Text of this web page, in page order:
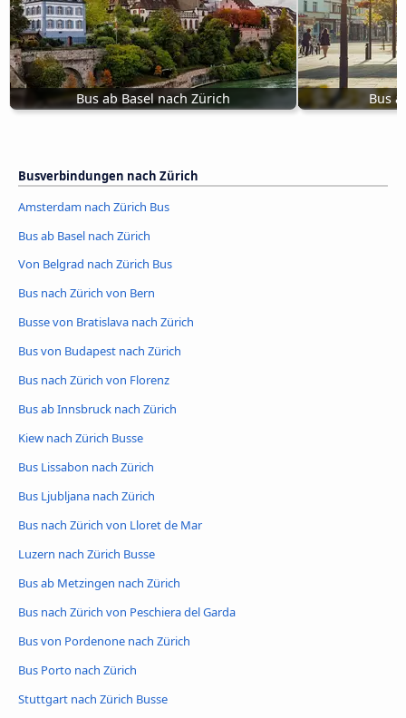
Bus ab Basel nach Zürich Bus
Busverbindungen nach Zürich
Amsterdam nach Zürich Bus
Bus ab Basel nach Zürich
Von Belgrad nach Zürich Bus
Bus nach Zürich von Bern
Busse von Bratislava nach Zürich
Bus von Budapest nach Zürich
Bus nach Zürich von Florenz
Bus ab Innsbruck nach Zürich
Kiew nach Zürich Busse
Bus Lissabon nach Zürich
Bus Ljubljana nach Zürich
Bus nach Zürich von Lloret de Mar
Luzern nach Zürich Busse
Bus ab Metzingen nach Zürich
Bus nach Zürich von Peschiera del Garda
Bus von Pordenone nach Zürich
Bus Porto nach Zürich
Stuttgart nach Zürich Busse